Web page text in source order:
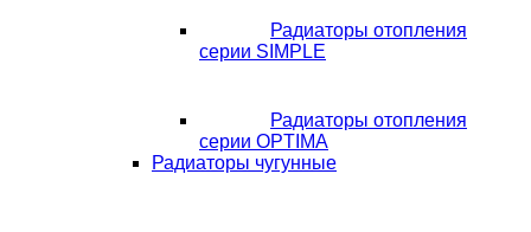
Радиаторы отопления
серии SIMPLE
Радиаторы отопления
серии OPTIMA
Радиаторы чугунные